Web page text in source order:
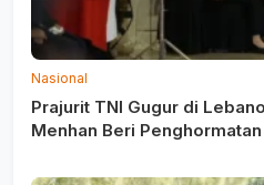
Nasional
Prajurit TNI Gugur di
Menhan Beri Penghormatan